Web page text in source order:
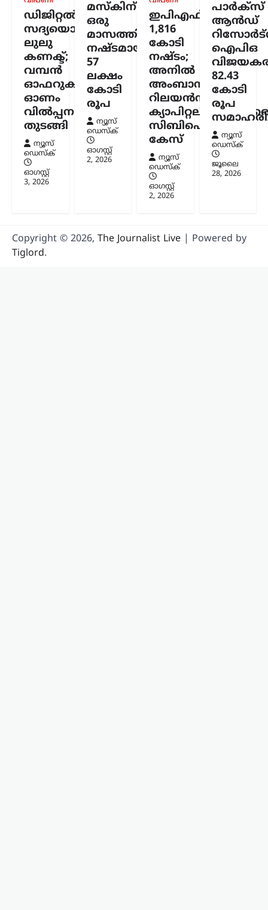
ഡിജിറ്റൽ
സദ്യയൊരുക്കി
ലുലു
കണക്ട്;
വമ്പൻ
ഓഫറുകളുമായി
ഓണം
വിൽപ്പന
തുടങ്ങി
ന്യൂസ്
ഡെസ്ക്
ഓഗസ്റ്റ്‌
3, 2026
മസ്കിന്
ഒരു
മാസത്തിനുള്ളിൽ
നഷ്ടമായത്
57
ലക്ഷം
കോടി
രൂപ
ന്യൂസ്
ഡെസ്ക്
ഓഗസ്റ്റ്‌
2, 2026
ഇപിഎഫ്ഒയ്ക്ക്
1,816
കോടി
നഷ്ടം;
അനിൽ
അംബാനിക്കും
റിലയൻസ്
സിബിഐ
കേസ്
ന്യൂസ്
ഡെസ്ക്
ഓഗസ്റ്റ്‌
2, 2026
പാർക്സ്
ആൻഡ്
ഐപിഒ
82.43
കോടി
രൂപ
ന്യൂസ്
ഡെസ്ക്
ജൂലൈ
28, 2026
Copyright © 2026, The Journalist Live | Powered by
Tiglord.